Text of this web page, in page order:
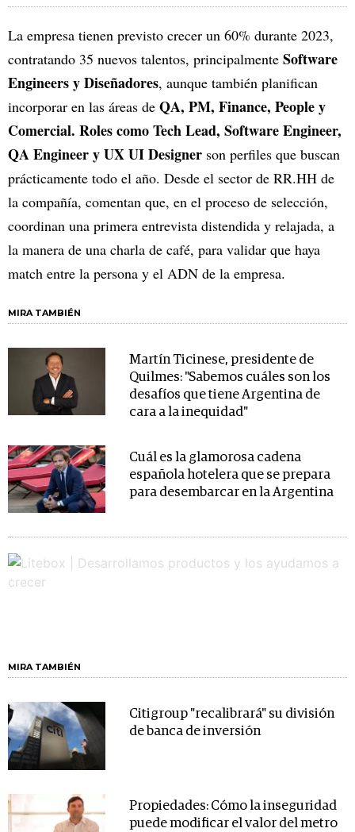
La empresa tienen previsto crecer un 60% durante 2023,
contratando 35 nuevos talentos, principalmente Software
Engineers y Diseñadores, aunque también planifican
incorporar en las áreas de QA, PM, Finance, People y
Comercial. Roles como Tech Lead, Software Engineer,
QA Engineer y UX UI Designer son perfiles que buscan
prácticamente todo el año. Desde el sector de RR.HH de
la compañía, comentan que, en el proceso de selección,
coordinan una primera entrevista distendida y relajada, a
la manera de una charla de café, para validar que haya
match entre la persona y el ADN de la empresa.
MIRA TAMBIÉN
Martín Ticinese, presidente de
Quilmes: "Sabemos cuáles son los
desafíos que tiene Argentina de
cara a la inequidad"
Cuál es la glamorosa cadena
española hotelera que se prepara
para desembarcar en la Argentina
MIRA TAMBIÉN
Citigroup "recalibrará" su división
de banca de inversión
Propiedades: Cómo la inseguridad
puede modificar el valor del metro